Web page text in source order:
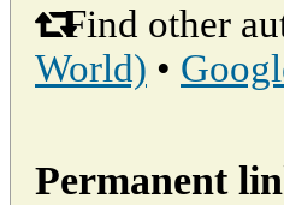
Find other
World) •
Permanent